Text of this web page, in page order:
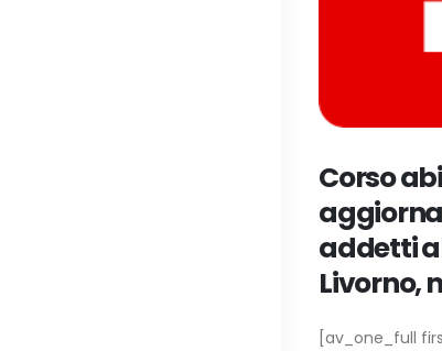
Corso
addetti
Livorno,
[av_one_full